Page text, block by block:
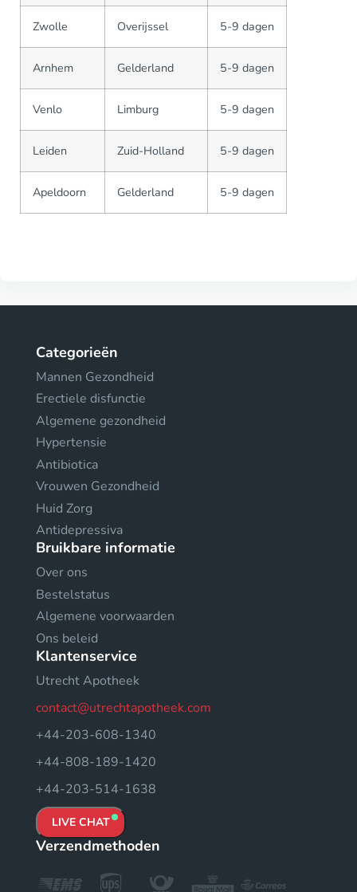
Zwolle Overijssel 5-9 dagen
Arnhem Gelderland 5-9 dagen
Venlo Limburg 5-9 dagen
Leiden Zuid-Holland 5-9 dagen
Apeldoorn Gelderland 5-9 dagen
Categorieën
Mannen Gezondheid
Erectiele disfunctie
Algemene gezondheid
Hypertensie
Antibiotica
Vrouwen Gezondheid
Huid Zorg
Antidepressiva
Bruikbare informatie
Over ons
Bestelstatus
Algemene voorwaarden
Ons beleid
Klantenservice
Utrecht Apotheek
contact@utrechtapotheek.com
+44-203-608-1340
+44-808-189-1420
+44-203-514-1638
LIVE CHAT
Verzendmethoden